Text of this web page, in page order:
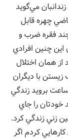
مي‌گويد
چهره قابل
فقره ضرب و
چنين افرادي
همان اختلال
با ديگران
ساعت برويد زندگي
خودتان را جاي
زني زندگي كرد.
كردم اگر